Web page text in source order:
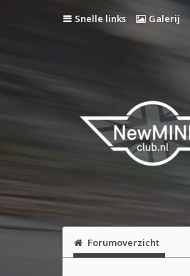
Snelle links Galerij
Forumoverzicht